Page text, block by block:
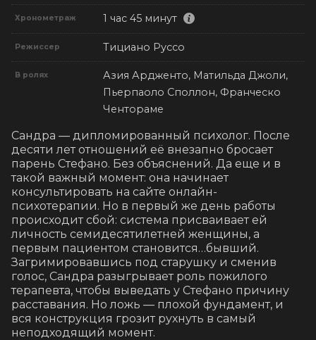
Хронометраж 1 час 45 минут
Режиссер Тициано Руссо
В ролях
Азия Ардженто, Матильда Джоли,
Пьерпаоло Споллон, Франческо
Чентораме
Сандра — дипломированный психолог. После
десяти лет отношений её внезапно бросает
парень Стефано. Без объяснений. Да еще и в
такой важный момент: она начинает
консультировать на сайте онлайн-
психотерапии. Но в первый же день работы
происходит сбой: система присваивает ей
личность семидесятилетней женщины, а
первым пациентом становится…бывший.
Загримировавшись под старушку и сменив
голос, Сандра разыгрывает роль пожилого
терапевта, чтобы выведать у Стефано причину
расставания. Но ложь — плохой фундамент, и
вся конструкция грозит рухнуть в самый
неподходящий момент.